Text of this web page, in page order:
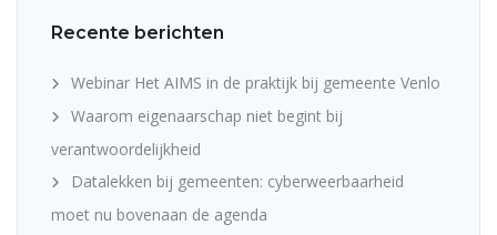
Recente berichten
Webinar Het AIMS in de praktijk bij gemeente Venlo
Waarom eigenaarschap niet begint bij
verantwoordelijkheid
Datalekken bij gemeenten: cyberweerbaarheid
moet nu bovenaan de agenda